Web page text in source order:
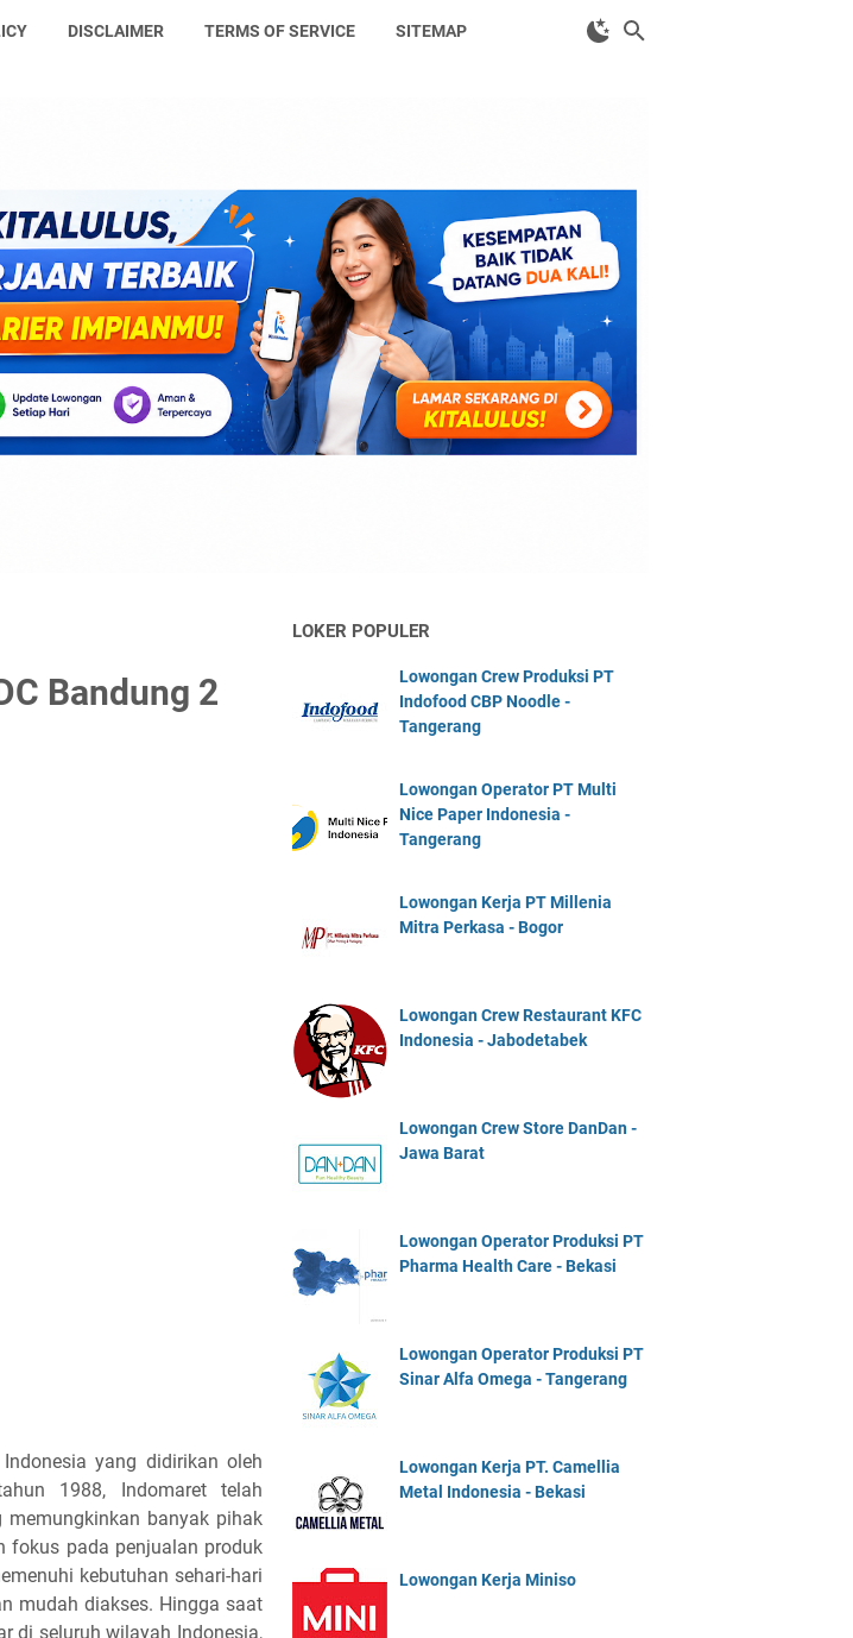
DISCLAIMER TERMS OF SERVICE SITEMAP
Bandung 2
yang didirikan oleh
1988, Indomaret telah
memungkinkan banyak pihak
fokus pada penjualan produk
kebutuhan sehari-hari
mudah diakses. Hingga saat
di seluruh wilayah Indonesia,
LOKER POPULER
Lowongan Crew Produksi PT
Indofood CBP Noodle -
Tangerang
Lowongan Operator PT Multi
Nice Paper Indonesia -
Tangerang
Lowongan Kerja PT Millenia
Mitra Perkasa - Bogor
Lowongan Crew Restaurant KFC
Indonesia - Jabodetabek
Lowongan Crew Store DanDan -
Jawa Barat
Lowongan Operator Produksi PT
Pharma Health Care - Bekasi
Lowongan Operator Produksi PT
Sinar Alfa Omega - Tangerang
Lowongan Kerja PT. Camellia
Metal Indonesia - Bekasi
Lowongan Kerja Miniso